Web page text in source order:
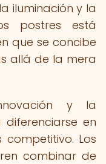
iluminación y la
postres está
que se concibe
allá de la mera
y la
en
Los
combinar de